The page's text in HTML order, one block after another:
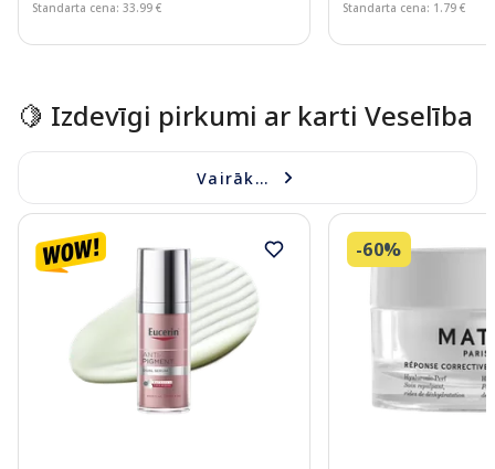
Standarta cena: 33.99 € Standarta cena: 1.79 €
🍋 Izdevīgi pirkumi ar karti Veselība
Vairāk...
-60%